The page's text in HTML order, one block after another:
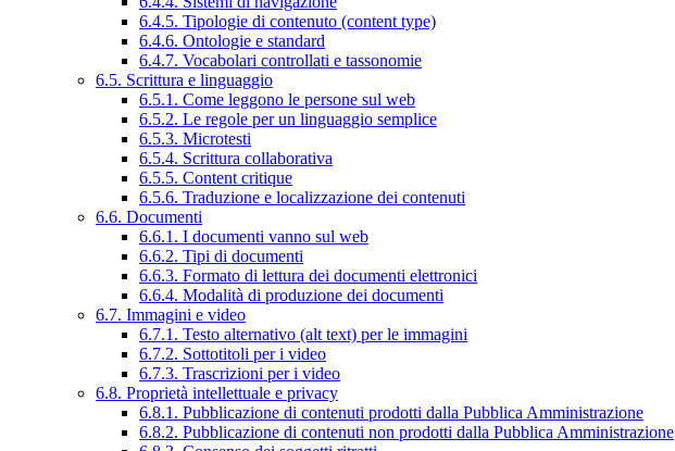
6.4.5. Tipologie di contenuto (content type)
6.4.6. Ontologie e standard
6.4.7. Vocabolari controllati e tassonomie
6.5. Scrittura e linguaggio
6.5.1. Come leggono le persone sul web
6.5.2. Le regole per un linguaggio semplice
6.5.3. Microtesti
6.5.4. Scrittura collaborativa
6.5.5. Content critique
6.5.6. Traduzione e localizzazione dei contenuti
6.6. Documenti
6.6.1. I documenti vanno sul web
6.6.2. Tipi di documenti
6.6.3. Formato di lettura dei documenti elettronici
6.6.4. Modalità di produzione dei documenti
6.7. Immagini e video
6.7.1. Testo alternativo (alt text) per le immagini
6.7.2. Sottotitoli per i video
6.7.3. Trascrizioni per i video
6.8. Proprietà intellettuale e privacy
6.8.1. Pubblicazione di contenuti prodotti dalla Pubblica Amministrazione
6.8.2. Pubblicazione di contenuti non prodotti dalla Pubblica Amministrazione